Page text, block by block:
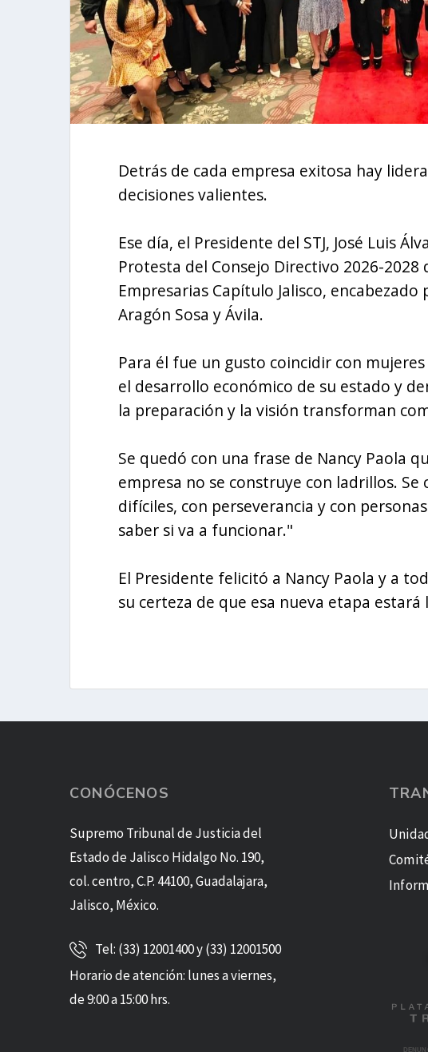
Detrás de cada empresa exitosa hay
decisiones valientes.
Ese día, el Presidente del STJ, José Luis
Protesta del Consejo Directivo 2026-
Empresarias Capítulo Jalisco,
Aragón Sosa y Ávila.
Para él fue un gusto coincidir con
el desarrollo económico de su estado y
la preparación y la visión transforman
Se quedó con una frase de Nancy Paola
empresa no se construye con ladrillos.
difíciles, con perseverancia y con
saber si va a funcionar."
El Presidente felicitó a Nancy Paola y a
su certeza de que esa nueva etapa
CONÓCENOS
Supremo Tribunal de Justicia del
Estado de Jalisco Hidalgo No. 190,
col. centro, C.P. 44100, Guadalajara,
Jalisco, México.
Tel: (33) 12001400 y (33) 12001500
Horario de atención: lunes a viernes,
de 9:00 a 15:00 hrs.